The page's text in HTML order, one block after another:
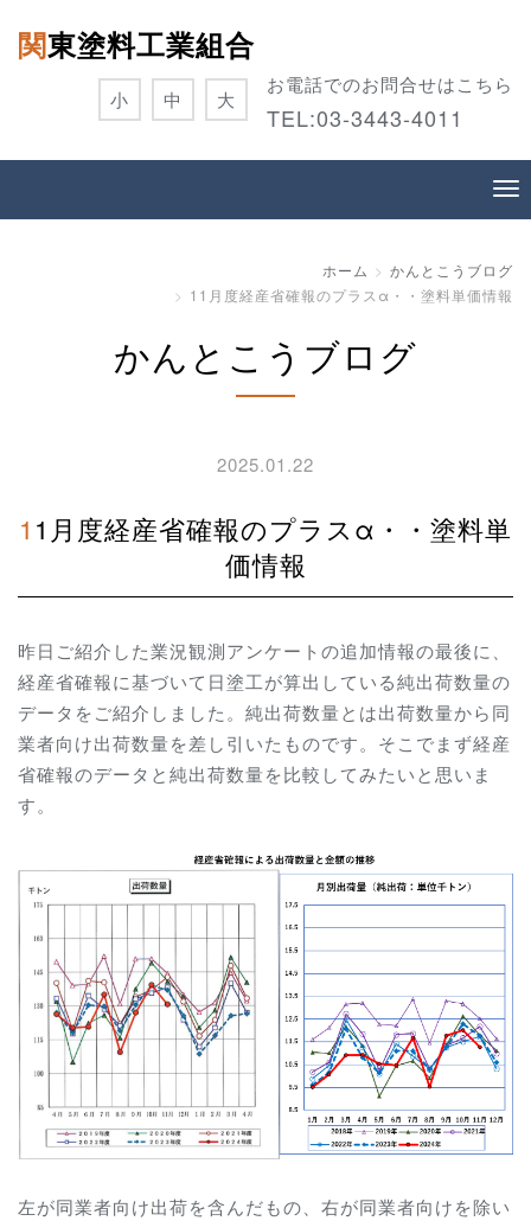
関東塗料工業組合
お電話でのお問合せはこちら
TEL:03-3443-4011
小 中 大
ホーム
かんとこうブログ
11月度経産省確報のプラスα・・塗料単価情報
かんとこうブログ
2025.01.22
11月度経産省確報のプラスα・・塗料単
価情報
昨日ご紹介した業況観測アンケートの追加情報の最後に、
経産省確報に基づいて日塗工が算出している純出荷数量の
データをご紹介しました。純出荷数量とは出荷数量から同
業者向け出荷数量を差し引いたものです。そこでまず経産
省確報のデータと純出荷数量を比較してみたいと思いま
す。
左が同業者向け出荷を含んだもの、右が同業者向けを除い